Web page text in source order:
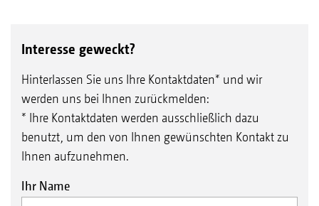
Interesse geweckt?
Hinterlassen Sie uns Ihre Kontaktdaten* und wir
werden uns bei Ihnen zurückmelden:
* Ihre Kontaktdaten werden ausschließlich dazu
benutzt, um den von Ihnen gewünschten Kontakt zu
Ihnen aufzunehmen.
Ihr Name